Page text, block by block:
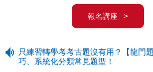
報名講座 >
只練習轉學考考古題沒有用？【龍門
巧、系統化分類常見題型！